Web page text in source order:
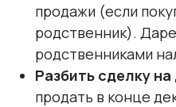
продажи (если
родственник).
родственниками
Разбить сделку на
продать в конце